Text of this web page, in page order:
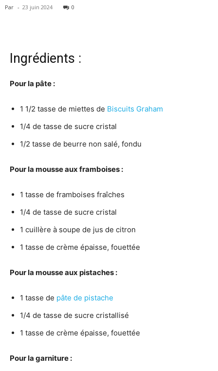
Par - 23 juin 2024 0
Ingrédients :
Pour la pâte :
1 1/2 tasse de miettes de Biscuits Graham
1/4 de tasse de sucre cristal
1/2 tasse de beurre non salé, fondu
Pour la mousse aux framboises :
1 tasse de framboises fraîches
1/4 de tasse de sucre cristal
1 cuillère à soupe de jus de citron
1 tasse de crème épaisse, fouettée
Pour la mousse aux pistaches :
1 tasse de pâte de pistache
1/4 de tasse de sucre cristallisé
1 tasse de crème épaisse, fouettée
Pour la garniture :